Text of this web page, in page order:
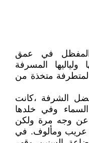
في عمق
ولياليها المسرفة
المتطرفة متخذة من
الشرفة ،كانت
وفي خلدها
عن وجه مرة ولكن
عريب ومألوف. في